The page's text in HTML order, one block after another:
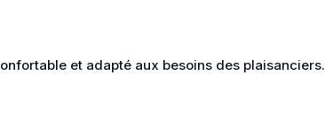
et adapté aux besoins des plaisanciers.